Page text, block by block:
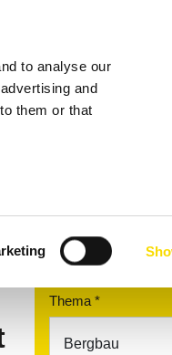
to analyse our
and
them or that
Unternehmen
Finden Sie
Thema *